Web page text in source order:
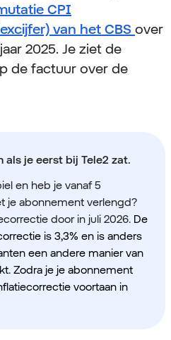
CPI
van het CBS over
2025. Je ziet de
de factuur over de
je eerst bij Tele2 zat.
en heb je vanaf 5
je abonnement verlengd?
door in juli 2026. De
is 3,3% en is anders
een andere manier van
Zodra je je abonnement
voortaan in